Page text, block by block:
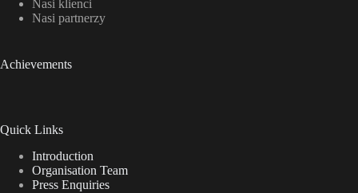
Nasi klienci
Nasi partnerzy
Achievements
Quick Links
Introduction
Organisation Team
Press Enquiries